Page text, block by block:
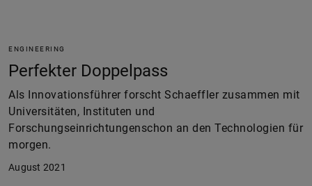
ENGINEERING
Perfekter Doppelpass
Als Innovationsführer forscht Schaeffler zusammen mit
Universitäten, Instituten und
Forschungseinrichtungenschon an den Technologien für
morgen.
August 2021